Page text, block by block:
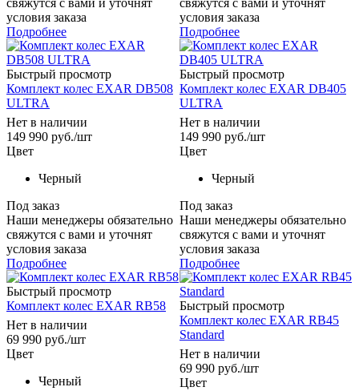
свяжутся с вами и уточнят
условия заказа
Подробнее
свяжутся с вами и уточнят
условия заказа
Подробнее
Быстрый просмотр
Комплект колес EXAR DB508
ULTRA
Нет в наличии
149 990 руб./шт
Цвет
Черный
Под заказ
Наши менеджеры обязательно
свяжутся с вами и уточнят
условия заказа
Подробнее
Быстрый просмотр
Комплект колес EXAR DB405
ULTRA
Нет в наличии
149 990 руб./шт
Цвет
Черный
Под заказ
Наши менеджеры обязательно
свяжутся с вами и уточнят
условия заказа
Подробнее
Быстрый просмотр
Комплект колес EXAR RB58
Нет в наличии
69 990 руб./шт
Цвет
Черный
Быстрый просмотр
Комплект колес EXAR RB45
Standard
Нет в наличии
69 990 руб./шт
Цвет